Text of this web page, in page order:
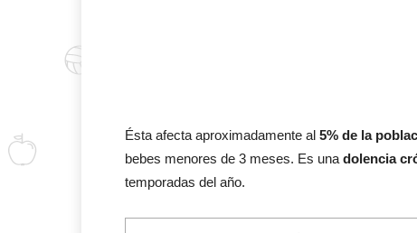
Ésta afecta aproximadamente al 5% de la
bebes menores de 3 meses. Es una dolencia
temporadas del año.